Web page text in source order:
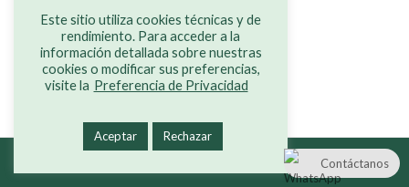
ZAMORA
Este sitio utiliza cookies técnicas y de
rendimiento. Para acceder a la
información detallada sobre nuestras
cookies o modificar sus preferencias,
visite la Preferencia de Privacidad
Aceptar
Rechazar
Contáctanos